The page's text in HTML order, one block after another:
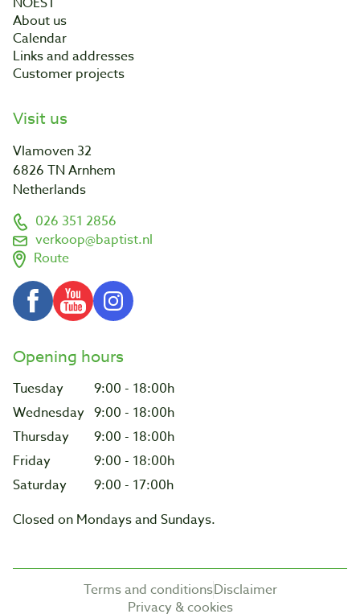
About us
Calendar
Links and addresses
Customer projects
Visit us
Vlamoven 32
6826 TN Arnhem
Netherlands
026 351 2856
verkoop@baptist.nl
Route
Opening hours
Tuesday
9:00 - 18:00h
Wednesday 9:00 - 18:00h
Thursday
9:00 - 18:00h
Friday
9:00 - 18:00h
Saturday
9:00 - 17:00h
Closed on Mondays and Sundays.
Terms and conditionsDisclaimer
Privacy & cookies